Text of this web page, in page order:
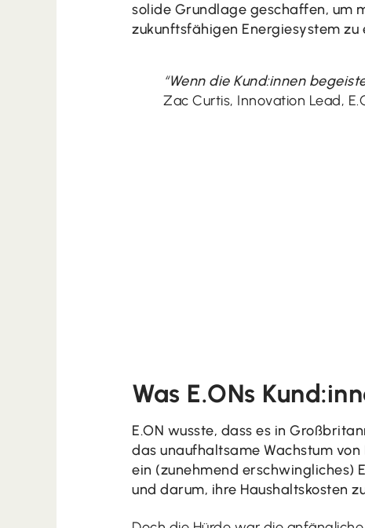
solide Grundlage geschaffen, um
zukunftsfähigen Energiesystem zu
“Wenn die Kund:innen
Zac Curtis, Innovation Lead,
Was E.ONs
E.ON wusste, dass es in
das unaufhaltsame Wachstum
ein (zunehmend erschwingliches)
und darum, ihre Haushaltskosten